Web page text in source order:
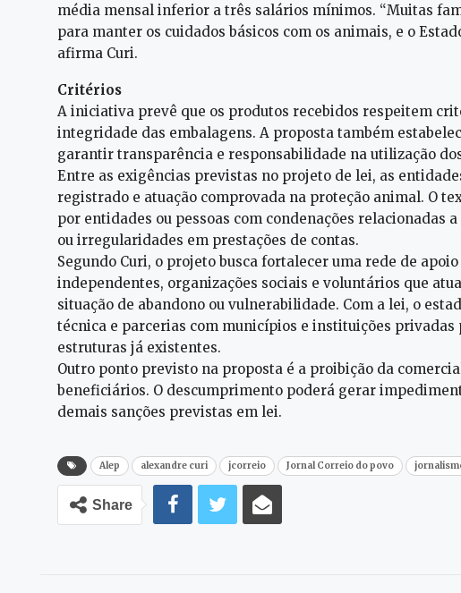
média mensal inferior a três salários mínimos. “Muitas
para manter os cuidados básicos com os animais, e o
afirma Curi.
Critérios
A iniciativa prevê que os produtos recebidos respeitem
integridade das embalagens. A proposta também
garantir transparência e responsabilidade na utilização
Entre as exigências previstas no projeto de lei, as
registrado e atuação comprovada na proteção animal. O
por entidades ou pessoas com condenações relacionadas
ou irregularidades em prestações de contas.
Segundo Curi, o projeto busca fortalecer uma rede de
independentes, organizações sociais e voluntários que
situação de abandono ou vulnerabilidade. Com a lei, o
técnica e parcerias com municípios e instituições
estruturas já existentes.
Outro ponto previsto na proposta é a proibição da
beneficiários. O descumprimento poderá gerar
demais sanções previstas em lei.
Alep alexandre curi jcorreio Jornal Correio do povo
Share